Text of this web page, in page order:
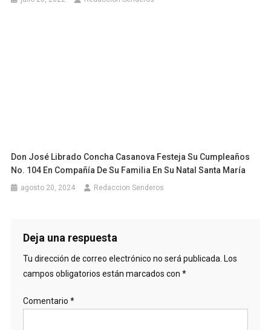
Don José Librado Concha Casanova Festeja Su Cumpleaños
No. 104 En Compañía De Su Familia En Su Natal Santa María
agosto 20, 2024 Redaccion Senderos
Deja una respuesta
Tu dirección de correo electrónico no será publicada. Los
campos obligatorios están marcados con *
Comentario *